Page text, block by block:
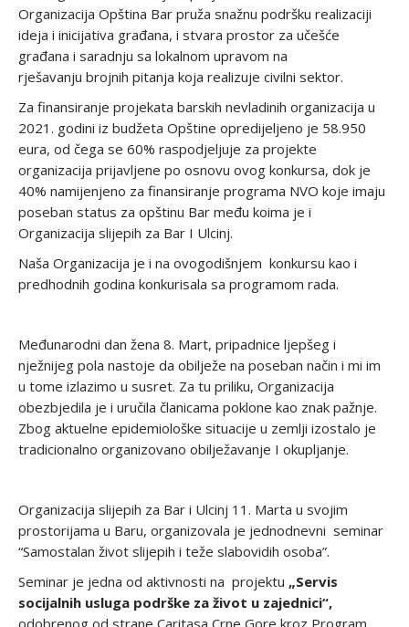
Organizacija Opština Bar pruža snažnu podršku realizaciji
ideja i inicijativa građana, i stvara prostor za učešće
građana i saradnju sa lokalnom upravom na
rješavanju brojnih pitanja koja realizuje civilni sektor.
Za finansiranje projekata barskih nevladinih organizacija u
2021. godini iz budžeta Opštine opredijeljeno je 58.950
eura, od čega se 60% raspodjeljuje za projekte
organizacija prijavljene po osnovu ovog konkursa, dok je
40% namijenjeno za finansiranje programa NVO koje imaju
poseban status za opštinu Bar među koima je i
Organizacija slijepih za Bar I Ulcinj.
Naša Organizacija je i na ovogodišnjem konkursu kao i
predhodnih godina konkurisala sa programom rada.
Međunarodni dan žena 8. Mart, pripadnice ljepšeg i
nježnijeg pola nastoje da obilježe na poseban način i mi im
u tome izlazimo u susret. Za tu priliku, Organizacija
obezbjedila je i uručila članicama poklone kao znak pažnje.
Zbog aktuelne epidemiološke situacije u zemlji izostalo je
tradicionalno organizovano obilježavanje I okupljanje.
Organizacija slijepih za Bar i Ulcinj 11. Marta u svojim
prostorijama u Baru, organizovala je jednodnevni seminar
“Samostalan život slijepih i teže slabovidih osoba”.
Seminar je jedna od aktivnosti na projektu „Servis
socijalnih usluga podrške za život u zajednici“,